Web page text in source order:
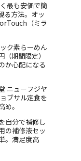
最も安価で簡
る方法。オッ
（ミラ
ク素らーめん
期間限定）
か心配になる
ニューフジヤ
ブサル定食を
め。
自分で補修し
の補修液セッ
。満足度高